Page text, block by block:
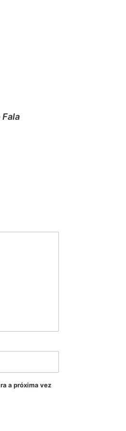
a próxima vez